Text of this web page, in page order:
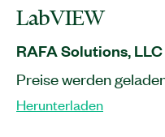
LabVIEW
RAFA Solutions, LLC
Preise werden
Herunterladen